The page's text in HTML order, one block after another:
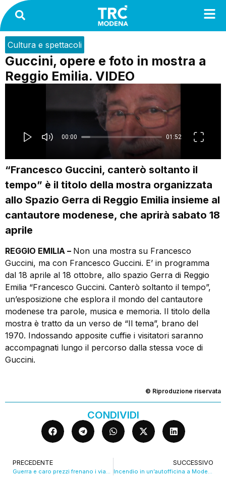
Cultura e spettacoli
Guccini, opere e foto in mostra a
Reggio Emilia. VIDEO
“Francesco Guccini, canterò soltanto il
tempo” è il titolo della mostra organizzata
allo Spazio Gerra di Reggio Emilia insieme al
cantautore modenese, che aprirà sabato 18
aprile
REGGIO EMILIA – Non una mostra su Francesco
Guccini, ma con Francesco Guccini. E’ in programma
dal 18 aprile al 18 ottobre, allo spazio Gerra di Reggio
Emilia “Francesco Guccini. Canterò soltanto il tempo”,
un’esposizione che esplora il mondo del cantautore
modenese tra parole, musica e memoria. Il titolo della
mostra è tratto da un verso de “Il tema”, brano del
1970. Indossando apposite cuffie i visitatori saranno
accompagnati lungo il percorso dalla stessa voce di
Guccini.
© Riproduzione riservata
CONDIVIDI
PRECEDENTE SUCCESSIVO